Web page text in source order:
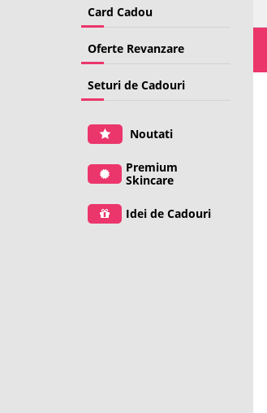
Card Cadou
Oferte Revanzare
Seturi de Cadouri
Noutati
Premium
Skincare
Idei de Cadouri